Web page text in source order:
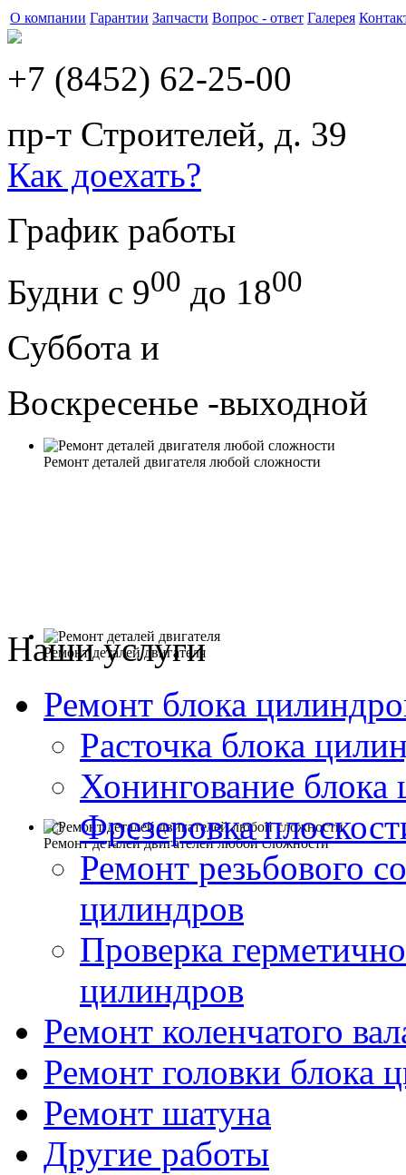
О компании Гарантии Запчасти Вопрос - ответ Галерея
+7 (8452) 62-25-00
пр-т Строителей, д. 39
Как доехать?
График работы
Будни с 900 до 1800
Суббота и
Воскресенье -выходной
Ремонт деталей двигателя любой сложности
Ремонт деталей двигателя
Ремонт деталей двигателей любой сложности
Наши услуги
Ремонт блока
Расточка блока
Хонингование блока
Фрезеровка
Ремонт резьбового
цилиндров
Проверка
цилиндров
Ремонт коленчатого
Ремонт головки блока
Ремонт шатуна
Другие работы